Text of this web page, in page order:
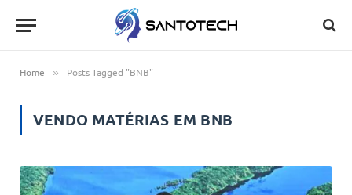
Home » Posts Tagged "BNB"
VENDO MATÉRIAS EM BNB